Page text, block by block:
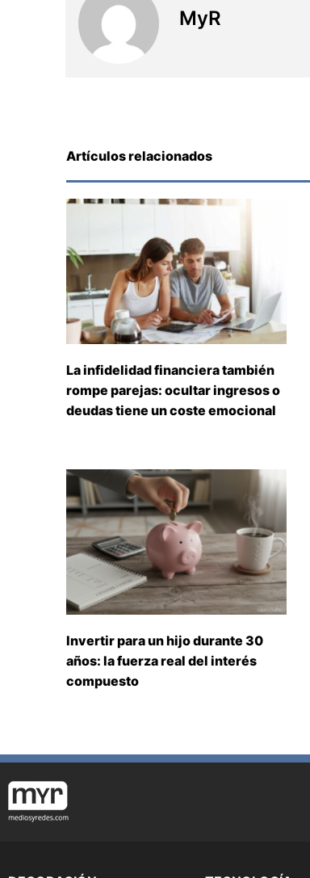
MyR
Artículos relacionados
La infidelidad financiera también
rompe parejas: ocultar ingresos o
deudas tiene un coste emocional
Invertir para un hijo durante 30
años: la fuerza real del interés
compuesto